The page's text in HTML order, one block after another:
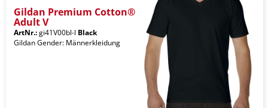
Gildan Premium Cotton®
Adult V
ArtNr.:gi41V00bl-l Black
Gildan Gender: Männerkleidung